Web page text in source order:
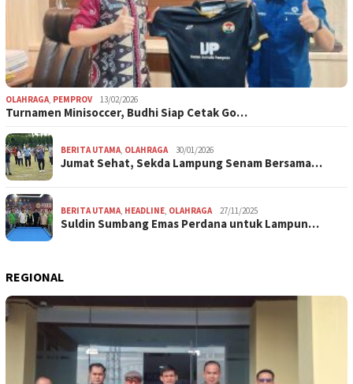
OLAHRAGA PEMPROV 13/02/2026
Turnamen Minisoccer, Budhi Siap Cetak Go…
BERITA UTAMA OLAHRAGA 30/01/2026
Jumat Sehat, Sekda Lampung Senam Bersama…
BERITA UTAMA HEADLINE OLAHRAGA 27/11/2025
Suldin Sumbang Emas Perdana untuk Lampun…
REGIONAL